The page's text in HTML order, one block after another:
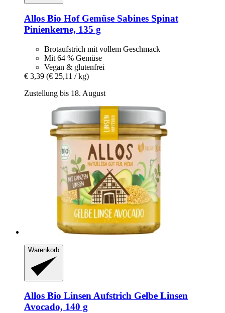
Allos Bio Hof Gemüse Sabines Spinat
Pinienkerne, 135 g
Brotaufstrich mit vollem Geschmack
Mit 64 % Gemüse
Vegan & glutenfrei
€ 3,39 (€ 25,11 / kg)
Zustellung bis 18. August
Warenkorb
Allos Bio Linsen Aufstrich Gelbe Linsen
Avocado, 140 g